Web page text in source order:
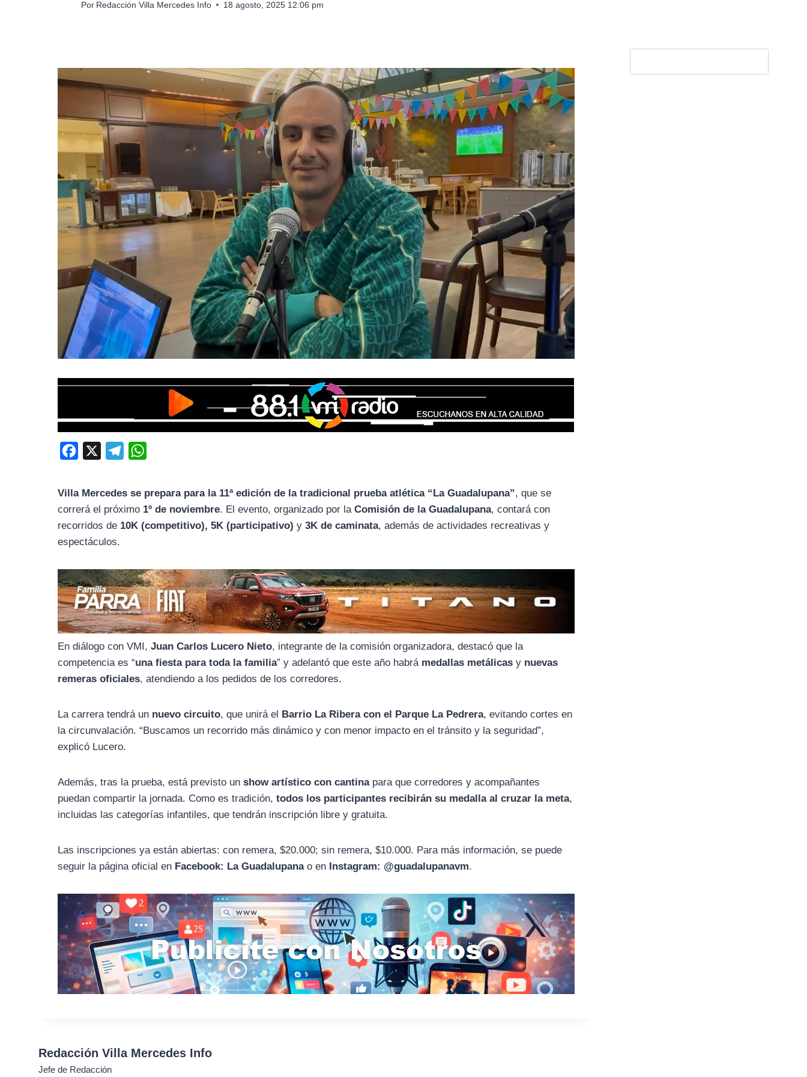
Por Redacción Villa Mercedes Info 18 agosto, 2025 12:06 pm
b
o
k
e
g
m
t
s
p
Villa Mercedes se prepara para la 11ª edición de la tradicional prueba atlética “La Guadalupana”, que se
correrá el próximo 1º de noviembre. El evento, organizado por laComisión de la Guadalupana, contará con
recorridos de 10K (competitivo), 5K (participativo) y3K de caminata, además de actividades recreativas y
espectáculos.
En diálogo con VMI,Juan Carlos Lucero Nieto, integrante de la comisión organizadora, destacó que la
competencia es “una fiesta para toda la familia” y adelantó que este año habrá medallas metálicas y nuevas
remeras oficiales, atendiendo a los pedidos de los corredores.
La carrera tendrá un nuevo circuito, que unirá el Barrio La Ribera con el Parque La Pedrera, evitando cortes en
la circunvalación. “Buscamos un recorrido más dinámico y con menor impacto en el tránsito y la seguridad”,
explicó Lucero.
Además, tras la prueba, está previsto unshow artístico con cantinapara que corredores y acompañantes
puedan compartir la jornada. Como es tradición,todos los participantes recibirán su medalla al cruzar la meta,
incluidas las categorías infantiles, que tendrán inscripción libre y gratuita.
Las inscripciones ya están abiertas: con remera, $20.000; sin remera, $10.000. Para más información, se puede
seguir la página oficial en Facebook: La Guadalupanao en Instagram: @guadalupanavm.
Redacción Villa Mercedes Info
Jefe de Redacción